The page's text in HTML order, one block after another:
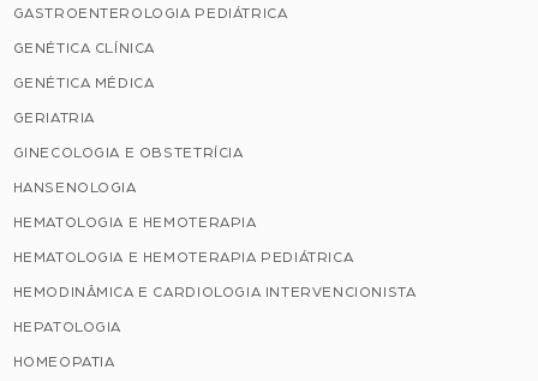
GASTROENTEROLOGIA PEDIÁTRICA
GENÉTICA CLÍNICA
GENÉTICA MÉDICA
GERIATRIA
GINECOLOGIA E OBSTETRÍCIA
HANSENOLOGIA
HEMATOLOGIA E HEMOTERAPIA
HEMATOLOGIA E HEMOTERAPIA PEDIÁTRICA
HEMODINÂMICA E CARDIOLOGIA INTERVENCIONISTA
HEPATOLOGIA
HOMEOPATIA